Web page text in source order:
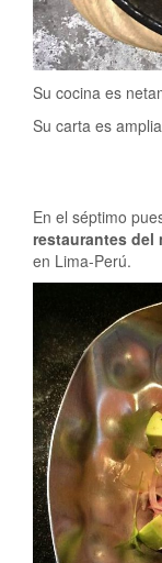
Su cocina es
Su carta es
En el séptimo
restaurantes del
en Lima-Perú.